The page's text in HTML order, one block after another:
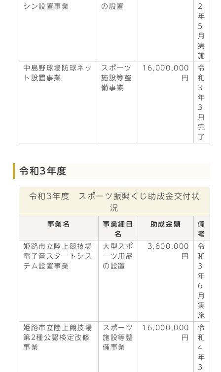
シン設置事業
の設置
2
年
5
月
実
施
中島野球場防球ネッ
ト設置事業
スポーツ
施設等整
備事業
16,000,000
円
令
和
3
年
3
月
完
了
令和3年度
令和3年度 スポーツ振興くじ助成金交付状
況
事業名
事業細目
名
助成金額
備
考
姫路市立陸上競技場
電子音スタートシス
テム設置事業
大型スポ
ーツ用品
の設置
3,600,000
円
令
和
3
年
6
月
実
施
姫路市立陸上競技場
第2種公認検定改修
事業
スポーツ
施設等整
備事業
16,000,000
円
令
和
4
年
3